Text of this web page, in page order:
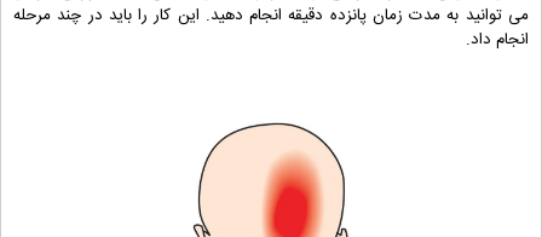
می توانید به مدت زمان پانزده دقیقه انجام دهید. این کار را باید در چند مرحله
انجام داد.